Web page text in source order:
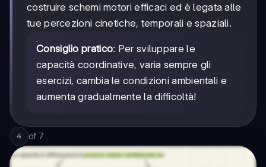
costruire schemi motori efficaci ed è legata alle
tue percezioni cinetiche, temporali e spaziali.
Consiglio pratico: Per sviluppare le
capacità coordinative, varia sempre gli
esercizi, cambia le condizioni ambientali e
aumenta gradualmente la difficoltà!
4 of 7